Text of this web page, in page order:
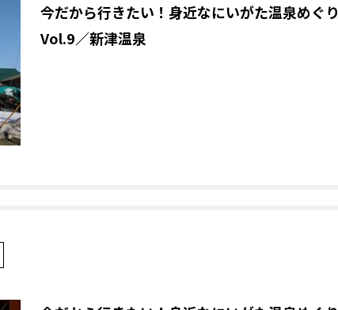
今だから行きたい！身近なにいがた温泉めぐり
Vol.9／新津温泉